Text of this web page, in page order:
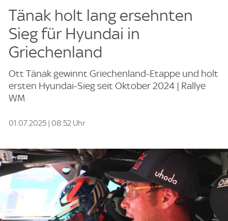
Tänak holt lang ersehnten
Sieg für Hyundai in
Griechenland
Ott Tänak gewinnt Griechenland-Etappe und holt
ersten Hyundai-Sieg seit Oktober 2024 | Rallye
WM
01.07.2025 | 08:52 Uhr